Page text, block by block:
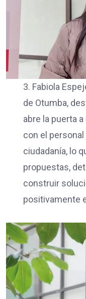
3. Fabiola
de Otumba,
abre la puerta
con el
ciudadanía, lo
propuestas,
construir
positivamente